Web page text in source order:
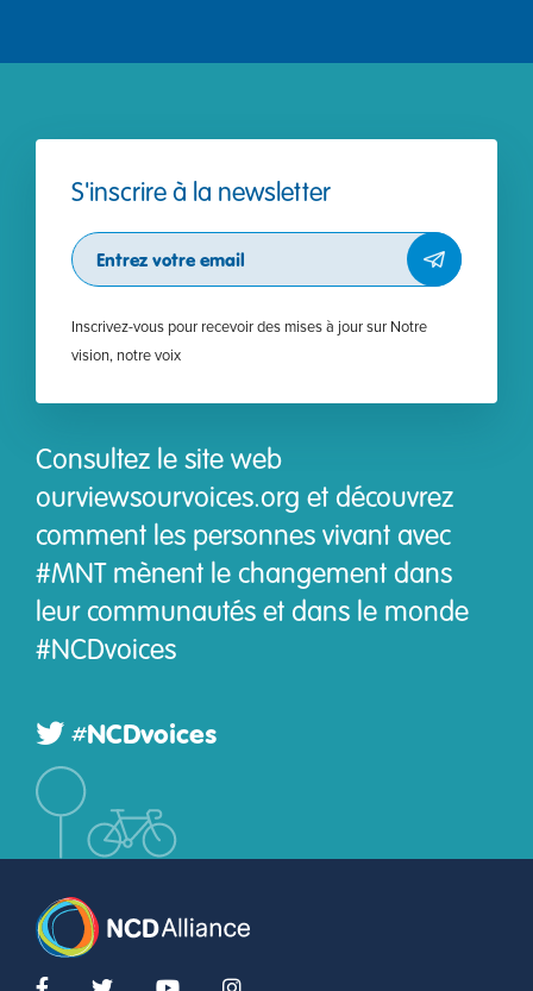
S'inscrire à la newsletter
Subscribe
Inscrivez-vous pour recevoir des mises à jour sur Notre
vision, notre voix
Consultez le site web
ourviewsourvoices.org et découvrez
comment les personnes vivant avec
#MNT mènent le changement dans
leur communautés et dans le monde
#NCDvoices
#NCDvoices